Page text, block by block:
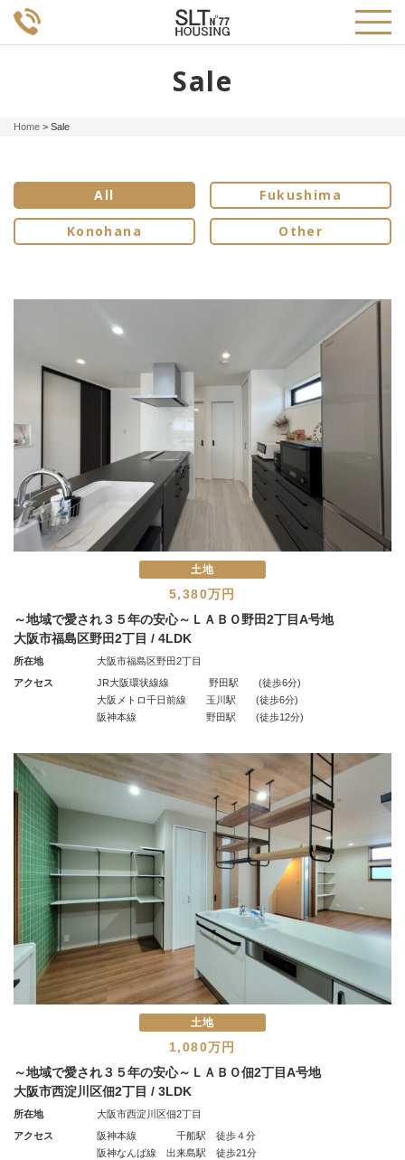
Sale
Home > Sale
All Fukushima
Konohana Other
土地
5,380万円
～地域で愛され３５年の安心～ＬＡＢＯ野田2丁目A号地
大阪市福島区野田2丁目 / 4LDK
所在地
大阪市福島区野田2丁目
アクセス
JR大阪環状線線 野田駅 (徒歩6分)
大阪メトロ千日前線 玉川駅 (徒歩6分)
阪神本線 野田駅 (徒歩12分)
土地
1,080万円
～地域で愛され３５年の安心～ＬＡＢＯ佃2丁目A号地
大阪市西淀川区佃2丁目 / 3LDK
所在地
大阪市西淀川区佃2丁目
アクセス
阪神本線 千船駅 徒歩４分
阪神なんば線 出来島駅 徒歩21分